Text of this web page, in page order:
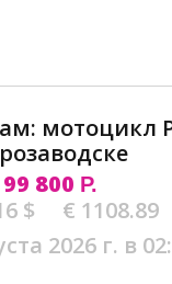
мотоцикл
99 800 Р.
$
€ 1108.89
2026 г. в